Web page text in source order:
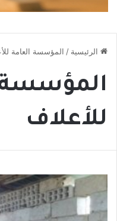
الرئيسية / المؤسسة العامة
المؤسسة
للأعلاف